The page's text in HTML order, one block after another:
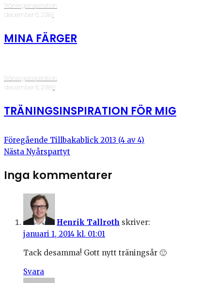
Träningsinspiration
·december 6, 2018·1
MINA FÄRGER
Träningsinspiration
·december 6, 2018·0
TRÄNINGSINSPIRATION FÖR MIG
Föregående Tillbakablick 2013 (4 av 4)
Nästa Nyårspartyt
Inga kommentarer
Henrik Tallroth skriver:
januari 1, 2014 kl. 01:01
Tack desamma! Gott nytt träningsår 🙂
Svara